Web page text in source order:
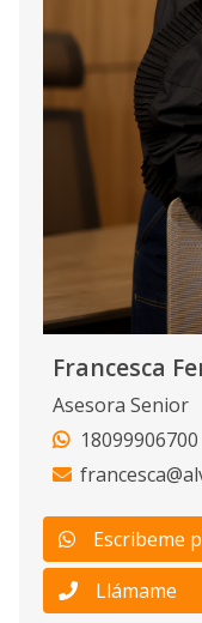
Francesca
Asesora Senior
18099906700
Escribeme
Llámame